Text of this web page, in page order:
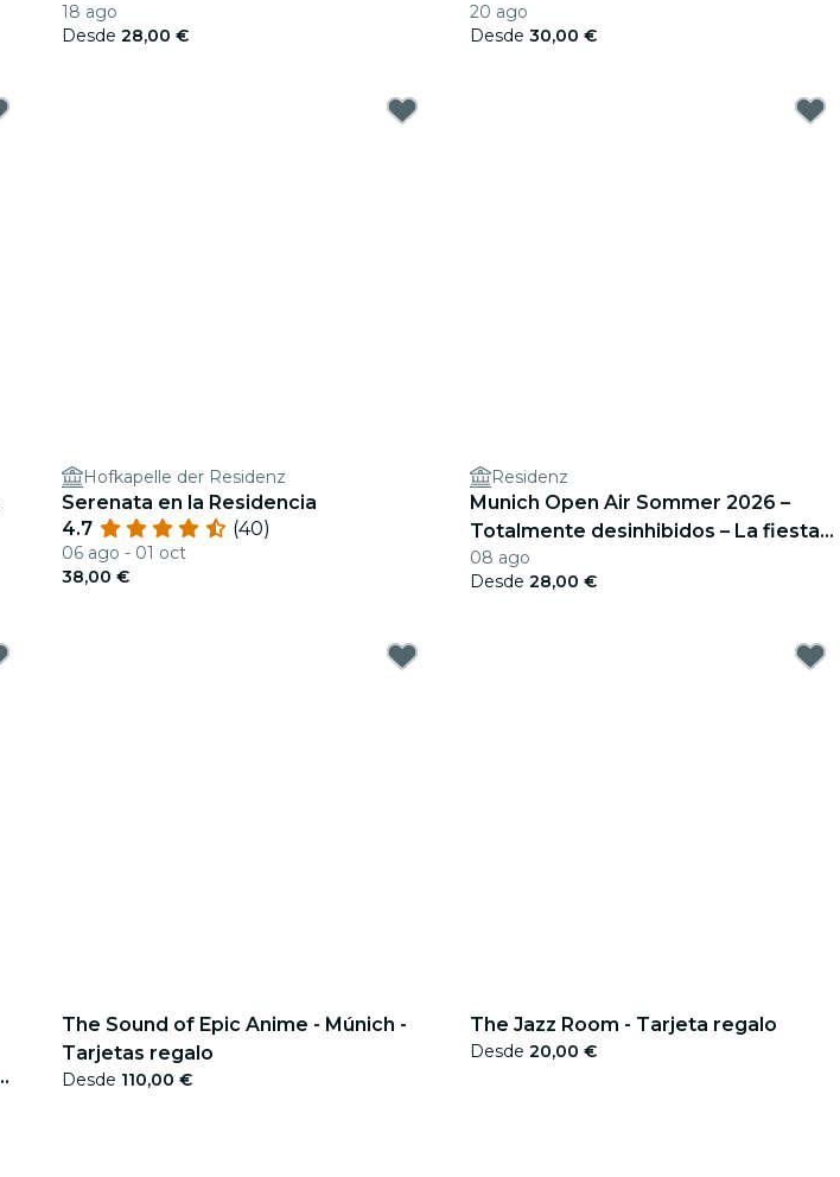
de más de 20 musicales
18 ago
Desde 28,00 €
20 ago
Desde 30,00 €
Hofkapelle der Residenz
Serenata en la Residencia
4.7
(40)
06 ago - 01 oct
38,00 €
Residenz
Munich Open Air Sommer 2026 –
Totalmente desinhibidos – La fiesta
de verano
08 ago
Desde 28,00 €
The Sound of Epic Anime - Múnich -
Tarjetas regalo
Desde 110,00 €
The Jazz Room - Tarjeta regalo
Desde 20,00 €